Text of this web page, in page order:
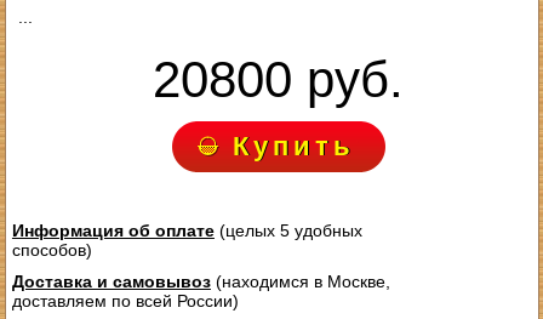
20800 руб.
Купить
Информация об оплате(целых 5 удобных
способов)
Доставка и самовывоз(находимся в Москве,
доставляем по всей России)